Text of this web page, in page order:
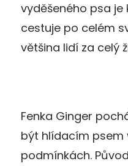
vyděšeného psa je
cestuje po celém
většina lidí za celý
Fenka Ginger
být hlídacím psem
podmínkách.